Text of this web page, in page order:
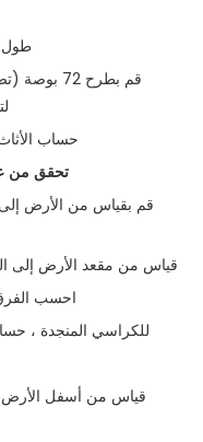
طول
حساب
تحقق من
قياس من مقعد الأرض إلى الكرسي
احسب الفرق
للكراسي المنجدة ، حساب
قياس من أسفل الأرض